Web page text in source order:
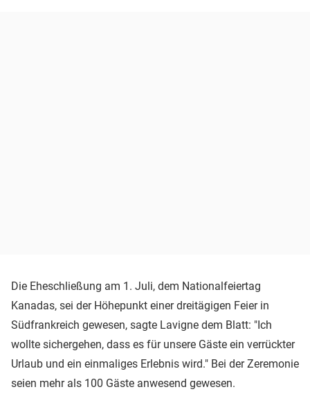
Die Eheschließung am 1. Juli, dem Nationalfeiertag
Kanadas, sei der Höhepunkt einer dreitägigen Feier in
Südfrankreich gewesen, sagte Lavigne dem Blatt: "Ich
wollte sichergehen, dass es für unsere Gäste ein verrückter
Urlaub und ein einmaliges Erlebnis wird." Bei der Zeremonie
seien mehr als 100 Gäste anwesend gewesen.